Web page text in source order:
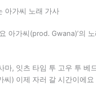
아가씨 노래 가사
아가씨(prod. Gwana)’의
마, 잇츠 타임 투 고우 투 베
씨) 이제 자러 갈 시간이에요